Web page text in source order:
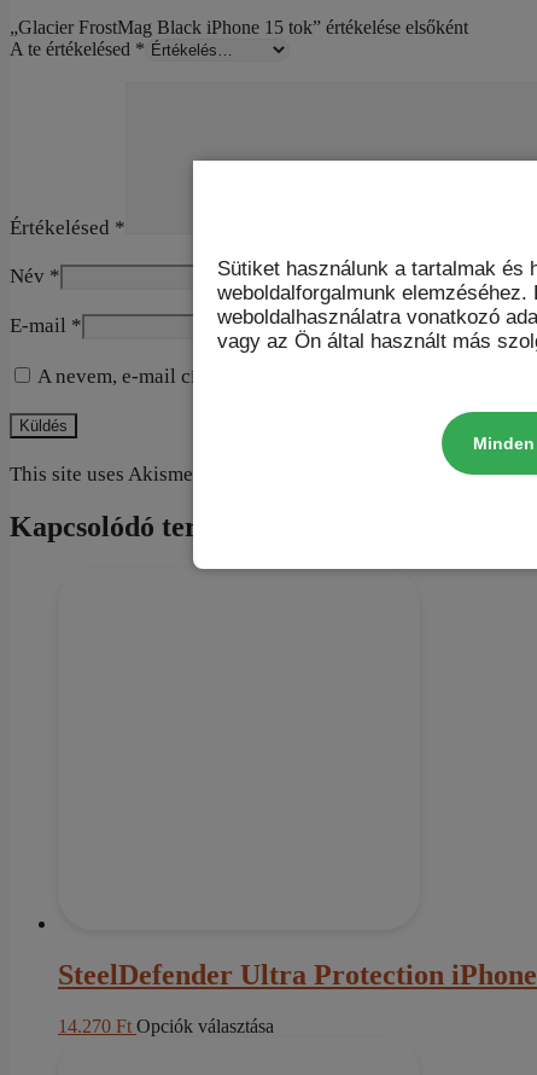
Sütiket használunk a tartalmak
weboldalforgalmunk
weboldalhasználatra vonatkozó
vagy az Ön által használt más
„Glacier FrostMag Black iPhone 15 tok” értékelése elsőként
A te értékelésed *
Értékelésed *
Név *
E-mail *
A nevem, e-mail címem, és weboldalcímem mentése a
This site uses Akismet to reduce spam. Learn how your
Kapcsolódó termékek
SteelDefender Ultra Protection
14.270 Ft Opciók választása